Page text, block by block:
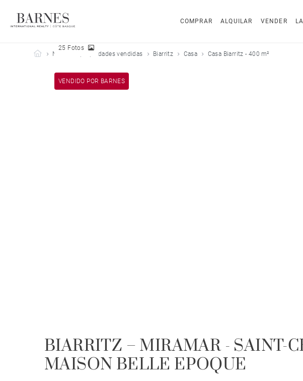
COMPRAR ALQUILAR VENDER
Barnes Côte Basque
Nuestras propiedades vendidas Biarritz Casa Casa Biarritz - 400 m²
VENDIDO POR BARNES
25 Fotos
BIARRITZ – MIRAMAR - SAINT-
MAISON BELLE EPOQUE